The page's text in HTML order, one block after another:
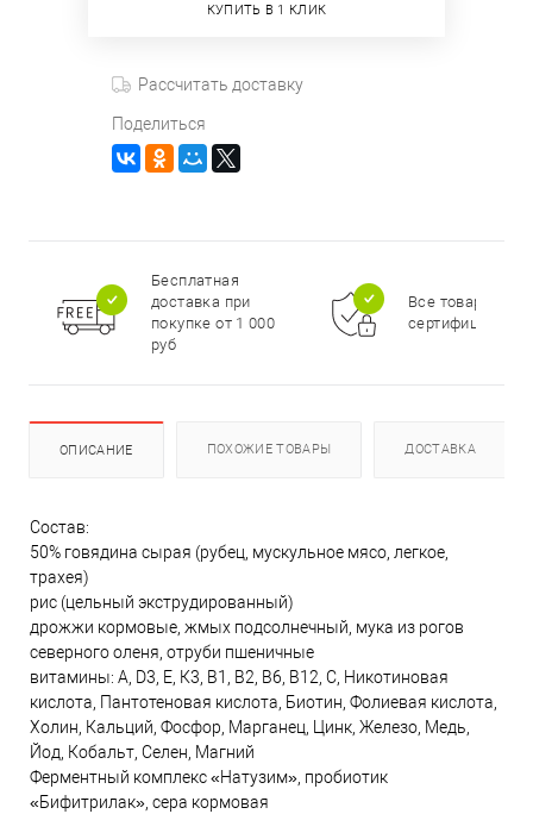
КУПИТЬ В 1 КЛИК
Рассчитать доставку
Поделиться
Бесплатная
доставка при
покупке от 1 000
руб
Все товары
ОПИСАНИЕ ПОХОЖИЕ ТОВАРЫ ДОСТАВКА
Состав:
50% говядина сырая (рубец, мускульное мясо, легкое,
трахея)
рис (цельный экструдированный)
дрожжи кормовые, жмых подсолнечный, мука из рогов
северного оленя, отруби пшеничные
витамины: А, D3, Е, К3, В1, В2, В6, В12, С, Никотиновая
кислота, Пантотеновая кислота, Биотин, Фолиевая кислота,
Холин, Кальций, Фосфор, Марганец, Цинк, Железо, Медь,
Йод, Кобальт, Селен, Магний
Ферментный комплекс «Натузим», пробиотик
«Бифитрилак», сера кормовая